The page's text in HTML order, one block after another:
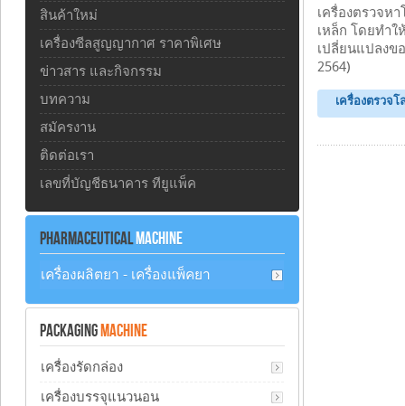
เครื่องตรวจห
เหล็ก โดยทำใ
เปลี่ยนแปลงข
2564)
เครื่องตรวจ
สินค้าใหม่
เครื่องซีลสูญญากาศ ราคาพิเศษ
ข่าวสาร และกิจกรรม
บทความ
สมัครงาน
ติดต่อเรา
เลขที่บัญชีธนาคาร ทียูแพ็ค
PHARMACEUTICALMACHINE
เครื่องผลิตยา - เครื่องแพ็คยา
PACKAGING MACHINE
เครื่องรัดกล่อง
เครื่องบรรจุแนวนอน